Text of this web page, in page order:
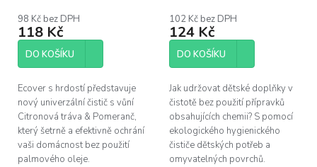
produktu
je
5,0
5
98 Kč bez DPH
118 Kč
DO KOŠÍKU
Ecover s hrdostí představuje
nový univerzální čistič s vůní
Citronová tráva & Pomeranč,
který šetrně a efektivně ochrání
vaši domácnost bez použití
palmového oleje.
500 ml
102 Kč bez DPH
124 Kč
DO KOŠÍKU
Jak udržovat dětské doplňky v
čistotě bez použití přípravků
obsahujících chemii? S pomocí
ekologického hygienického
čističe dětských potřeb a
omyvatelných povrchů.